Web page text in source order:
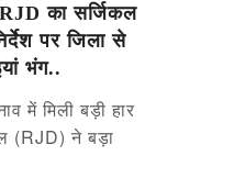
का सर्जिकल
पर जिला से
भंग..
में मिली बड़ी हार
(RJD) ने बड़ा